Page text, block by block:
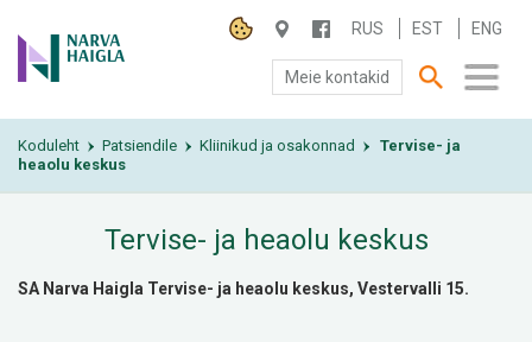
RUS EST ENG
Meie kontakid
SA NARVA HAIGLA
Koduleht Patsiendile Kliinikud ja osakonnad
Tervise- ja
heaolu keskus
Tervise- ja heaolu keskus
SA Narva Haigla Tervise- ja heaolu keskus, Vestervalli 15.